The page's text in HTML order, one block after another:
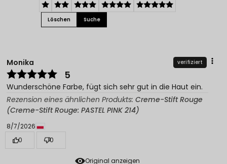
Löschen Suche
Original anzeigen
Monika verifiziert
5
Wunderschöne Farbe, fügt sich sehr gut in die Haut ein.
Rezension eines ähnlichen Produkts: Creme-Stift Rouge
(Creme-Stift Rouge: PASTEL PINK 214)
8/7/2026
0
0